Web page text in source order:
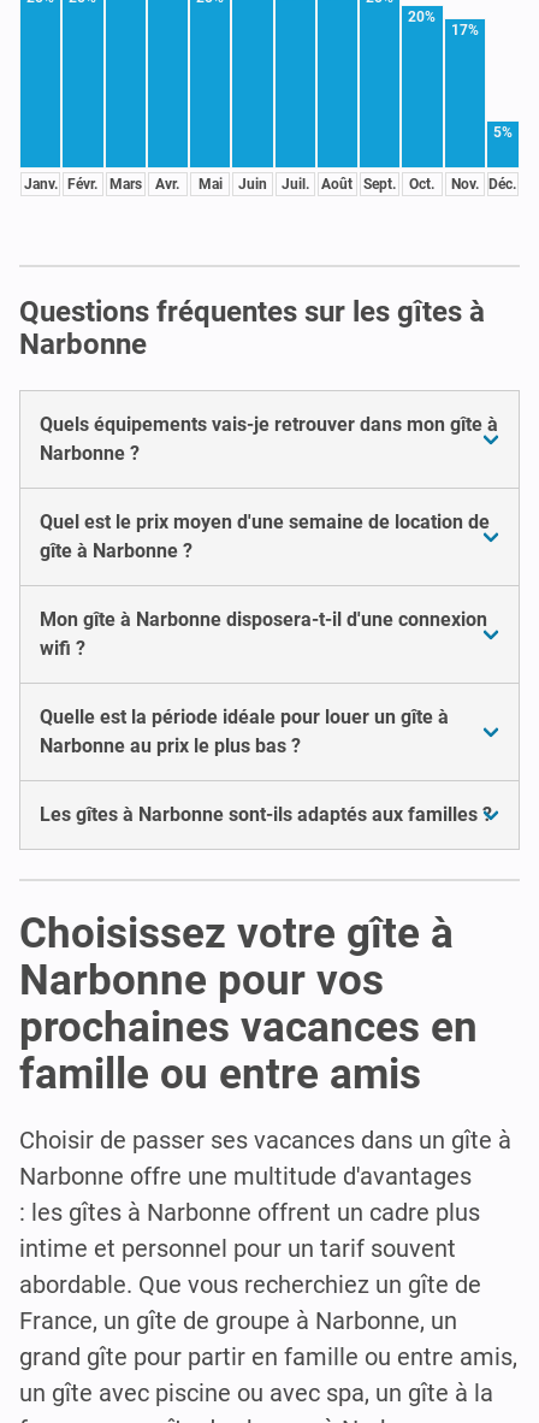
Janv. Févr. Mars Avr. Mai Juin Juil. Août Sept.
20%
Oct.
17%
Nov.
5%
Déc.
Questions fréquentes sur les gîtes à
Narbonne
Quels équipements vais-je retrouver dans mon gîte à
Narbonne ?
Quel est le prix moyen d'une semaine de location de
gîte à Narbonne ?
Mon gîte à Narbonne disposera-t-il d'une connexion
wifi ?
Quelle est la période idéale pour louer un gîte à
Narbonne au prix le plus bas ?
Les gîtes à Narbonne sont-ils adaptés aux familles ?
Choisissez votre gîte à
Narbonne pour vos
prochaines vacances en
famille ou entre amis
Choisir de passer ses vacances dans un gîte à
Narbonne offre une multitude d'avantages
: les gîtes à Narbonne offrent un cadre plus
intime et personnel pour un tarif souvent
abordable. Que vous recherchiez un gîte de
France, un gîte de groupe à Narbonne, un
grand gîte pour partir en famille ou entre amis,
un gîte avec piscine ou avec spa, un gîte à la